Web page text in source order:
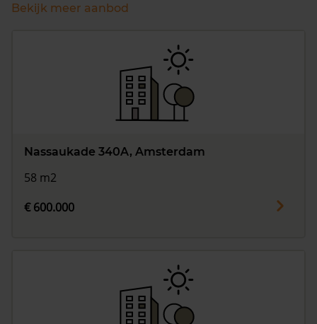
Bekijk meer aanbod
Nassaukade 340A, Amsterdam
58 m2
€ 600.000